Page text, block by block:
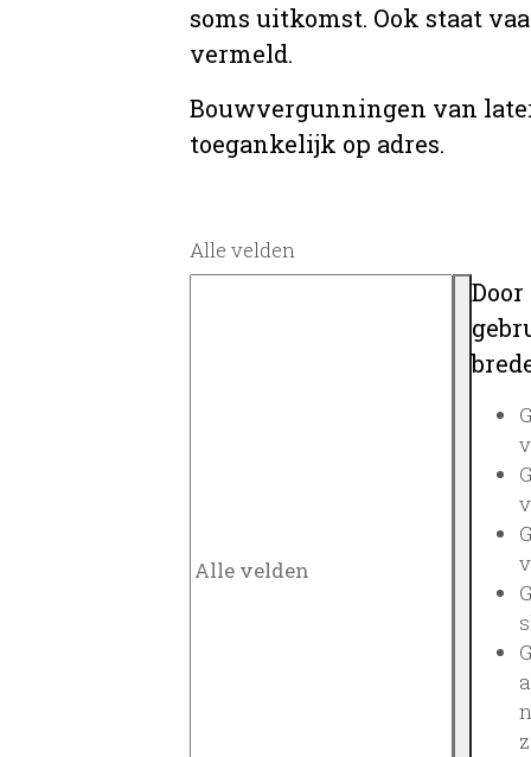
soms uitkomst. Ook staat
vermeld.
Bouwvergunningen van
toegankelijk op adres.
Alle velden